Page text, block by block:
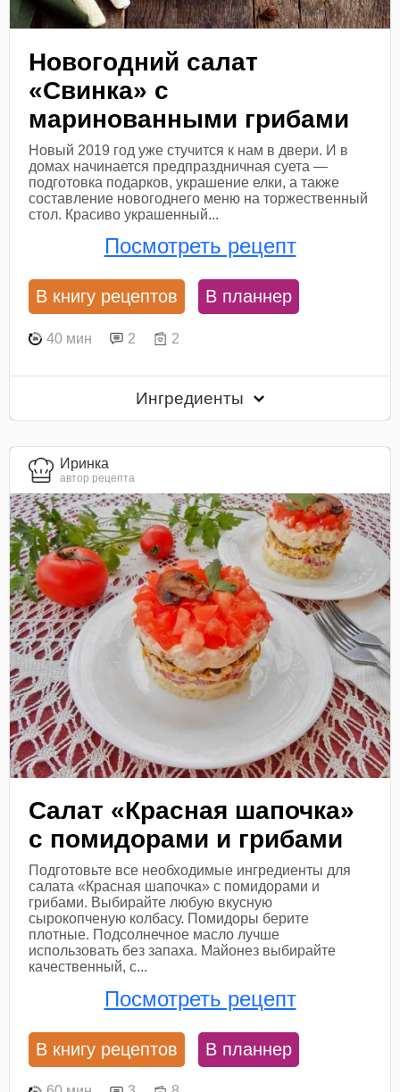
Новогодний салат
«Свинка» с
маринованными грибами
Новый 2019 год уже стучится к нам в двери. И в
домах начинается предпраздничная суета —
подготовка подарков, украшение елки, а также
составление новогоднего меню на торжественный
стол. Красиво украшенный...
Посмотреть рецепт
В книгу рецептов В планнер
40 мин 2 2
Ингредиенты
Иринка
автор рецепта
Салат «Красная шапочка»
с помидорами и грибами
Подготовьте все необходимые ингредиенты для
салата «Красная шапочка» с помидорами и
грибами. Выбирайте любую вкусную
сырокопченую колбасу. Помидоры берите
плотные. Подсолнечное масло лучше
использовать без запаха. Майонез выбирайте
качественный, с...
Посмотреть рецепт
В книгу рецептов В планнер